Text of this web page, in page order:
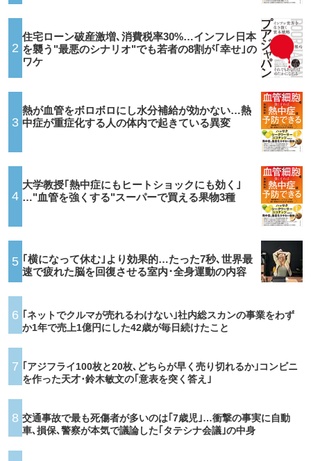
2
住宅ローン破産激増､消費税率30%…インフレ日本
を襲う"最悪のシナリオ"でも若者の8割が｢幸せ｣の
ワケ
3
熱が血管をボロボロにし水分補給が効かない…熱
中症が重症化する人の体内で起きている異変
4
大学教授｢熱中症にもヒートショックにも効く｣
…"血管を強くする"スーパーで買える果物3種
5 ｢横になって休む｣より効果的…たった7秒､世界最
速で疲れた脳を回復させる室内･全身運動の内容
6
｢ネットでクルマが売れるわけない｣社内総スカンの事業をわず
か1年で売上1億円にした42歳が毎日続けたこと
7
｢アジフライ100枚と20枚､どちらが早く売り切れるか｣コンビニ
を作った天才･鈴木敏文の｢意表を突く答え｣
8 交通事故で最も死傷者が多いのは｢7歳児｣…衝撃の事実に自動
車､損保､警察が本気で議論した｢タテシナ会議｣の中身